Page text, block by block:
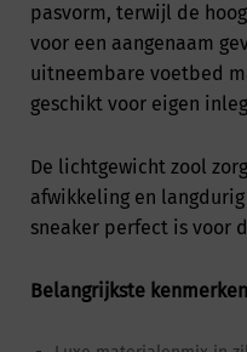
pasvorm, terwijl de
voor een aangenaam
uitneembare voetbed
geschikt voor eigen
De lichtgewicht zool
afwikkeling en
sneaker perfect is voor
Belangrijkste